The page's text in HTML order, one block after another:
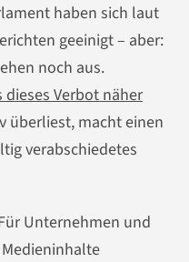
haben sich laut
geeinigt – aber:
noch aus.
Verbot näher
überliest, macht einen
verabschiedetes
Unternehmen und